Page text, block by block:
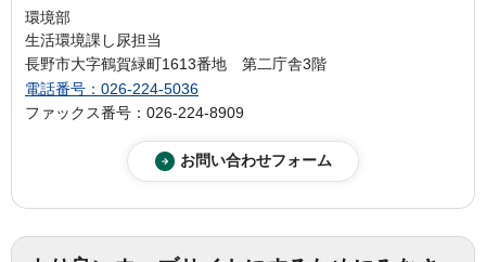
環境部
生活環境課し尿担当
長野市大字鶴賀緑町1613番地 第二庁舎3階
電話番号：026-224-5036
ファックス番号：026-224-8909